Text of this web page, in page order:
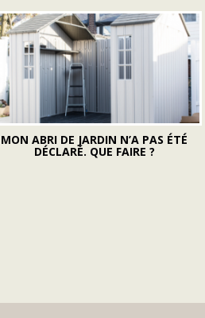
MON ABRI DE JARDIN N’A PAS ÉTÉ
DÉCLARÉ. QUE FAIRE ?